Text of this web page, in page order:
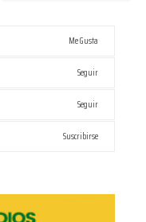
Me Gusta
Seguir
Seguir
Suscribirse